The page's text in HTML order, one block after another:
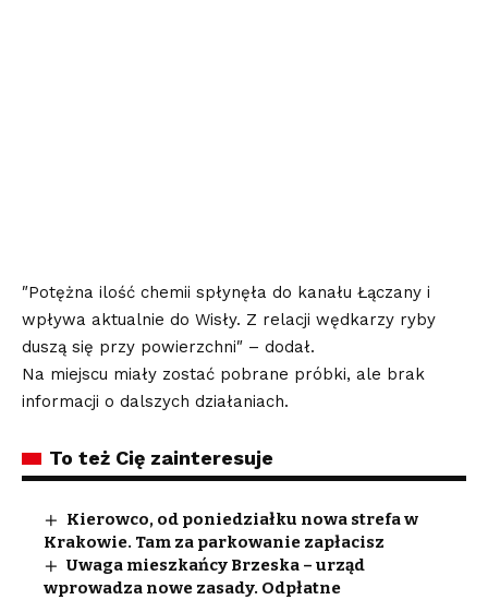
″Potężna ilość chemii spłynęła do kanału Łączany i
wpływa aktualnie do Wisły. Z relacji wędkarzy ryby
duszą się przy powierzchni″ – dodał.
Na miejscu miały zostać pobrane próbki, ale brak
informacji o dalszych działaniach.
To też Cię zainteresuje
Kierowco, od poniedziałku nowa strefa w
Krakowie. Tam za parkowanie zapłacisz
Uwaga mieszkańcy Brzeska – urząd
wprowadza nowe zasady. Odpłatne